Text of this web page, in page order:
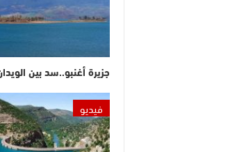
جزيرة أغنبو..سد بين
فيديو